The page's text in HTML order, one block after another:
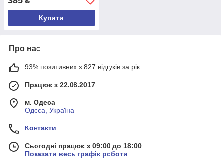
Купити
Про нас
93% позитивних з 827 відгуків за рік
Працює з 22.08.2017
м. Одеса
Одеса, Україна
Контакти
Сьогодні працює з 09:00 до 18:00
Показати весь графік роботи